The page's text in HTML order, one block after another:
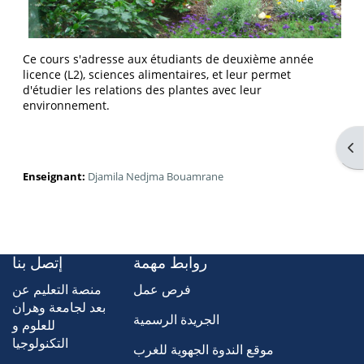
Ce cours s'adresse aux étudiants de deuxième année
licence (L2), sciences alimentaires, et leur permet
d'étudier les relations des plantes avec leur
environnement.
Enseignant: Djamila Nedjma Bouamrane
إتصل بنا
منصة التعليم عن
بعد لجامعة وهران
للعلوم و
التكنولوجيا
روابط مهمة
فرص عمل
الجريدة الرسمية
موقع الندوة الجهوية للغرب